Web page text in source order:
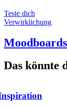
Teste dich
Verwirklichung
Das könnte